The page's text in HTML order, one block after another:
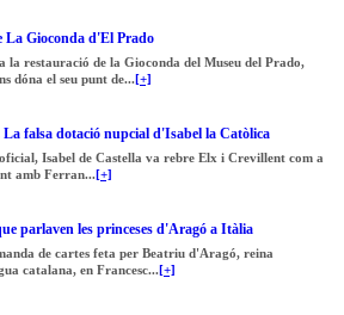
La Gioconda d'El Prado
la restauració de la Gioconda del Museu del Prado,
dóna el seu punt de...[+]
falsa dotació nupcial d'Isabel la Catòlica
Isabel de Castella va rebre Elx i Crevillent com a
amb Ferran...[+]
parlaven les princeses d'Aragó a Itàlia
de cartes feta per Beatriu d'Aragó, reina
catalana, en Francesc...[+]